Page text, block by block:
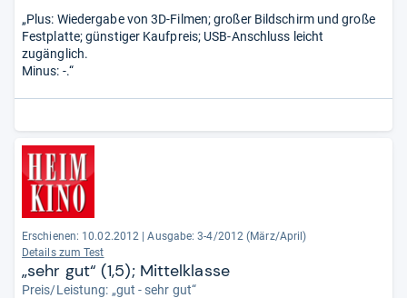
„Plus: Wiedergabe von 3D-Filmen; großer Bildschirm und große
Festplatte; günstiger Kaufpreis; USB-Anschluss leicht
zugänglich.
Minus: -.“
Erschienen: 10.02.2012
Ausgabe: 3-4/2012 (März/April)
Details zum Test
„sehr gut“ (1,5); Mittelklasse
Preis/Leistung: „gut - sehr gut“